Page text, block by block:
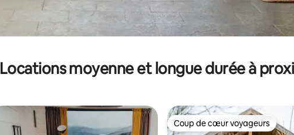
Locations moyenne et longue durée à
Coup de cœur voyageurs
Coup de cœur voyageurs